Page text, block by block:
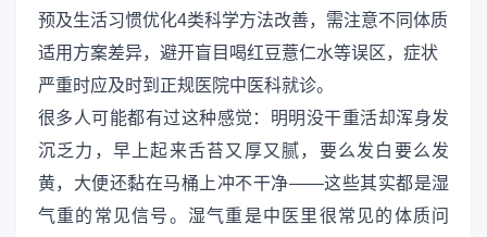
预及生活习惯优化4类科学方法改善，需注意不同体质
适用方案差异，避开盲目喝红豆薏仁水等误区，症状
严重时应及时到正规医院中医科就诊。
很多人可能都有过这种感觉：明明没干重活却浑身发
沉乏力，早上起来舌苔又厚又腻，要么发白要么发
黄，大便还黏在马桶上冲不干净——这些其实都是湿
气重的常见信号。湿气重是中医里很常见的体质问